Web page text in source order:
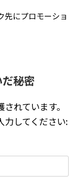
にプロモーショ
秘密
れています。
力してください: